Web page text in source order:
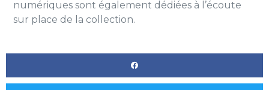
numériques sont également dédiées à l’écoute
sur place de la collection.